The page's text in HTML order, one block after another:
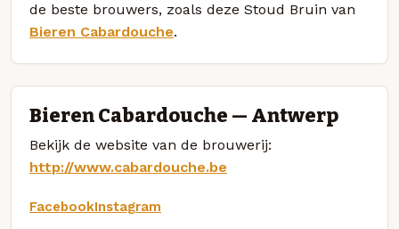
de beste brouwers, zoals deze Stoud Bruin van
Bieren Cabardouche.
Bieren Cabardouche — Antwerp
Bekijk de website van de brouwerij:
http://www.cabardouche.be
FacebookInstagram